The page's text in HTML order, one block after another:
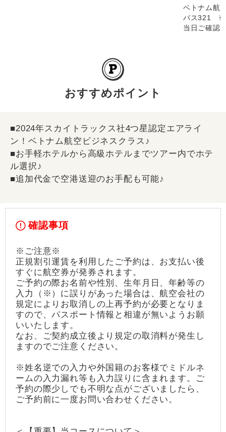
ベトナム
バス321 ※
当日ご確認
おすすめポイント
■2024年スカイトラックス社4つ星認定エアライ
ン！ベトナム航空ビジネスクラス♪
■お手軽ホテルから高級ホテルまでツアー内でホテ
ル選択♪
■追加代金で空港送迎のお手配も可能♪
確認事項
※ご注意※
正規割引運賃を利用したご予約は、お支払い後
すぐに航空券が発券されます。
ご予約の際お名前や性別、生年月日、年齢等の
入力（※）に誤りがあった場合は、航空会社の
規定によりお取消しの上再予約が必要となりま
すので、パスポート情報と相違が無いようお願
いいたします。
なお、ご契約成立後より規定の取消料が発生し
ますのでご注意ください。
※姓名逆での入力や外国籍のお客様でミドルネ
ームの入力漏れ等も入力誤りに含まれます。ご
予約の際少しでも不明な点がございましたら、
ご予約前に一度お問い合わせください。